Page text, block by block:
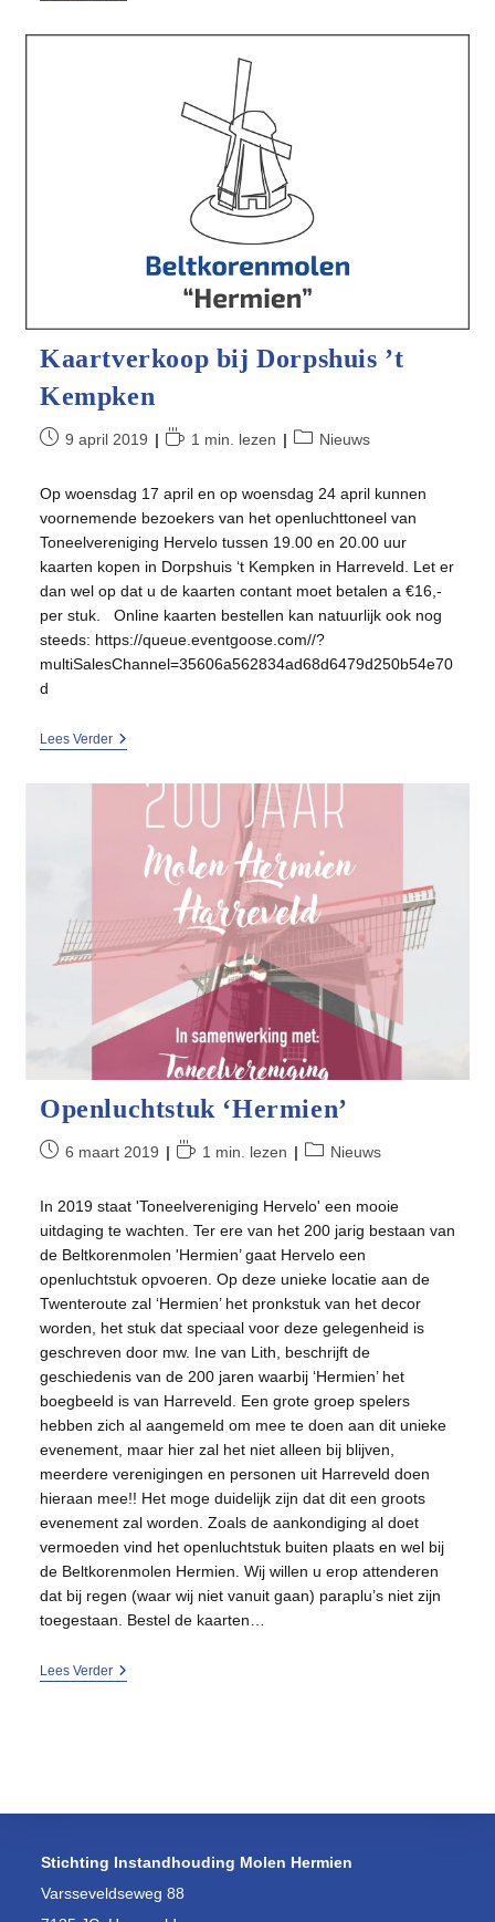
Kaartverkoop bij Dorpshuis ’t
Kempken
Bericht
op:
9 april 2019 Leestijd:1 min. lezen Berichtcategorie:
Nieuws
Op woensdag 17 april en op woensdag 24 april kunnen
voornemende bezoekers van het openluchttoneel van
Toneelvereniging Hervelo tussen 19.00 en 20.00 uur
kaarten kopen in Dorpshuis ‘t Kempken in Harreveld. Let er
dan wel op dat u de kaarten contant moet betalen a €16,-
per stuk. Online kaarten bestellen kan natuurlijk ook nog
steeds: https://queue.eventgoose.com//?
multiSalesChannel=35606a562834ad68d6479d250b54e70
d
Lees VerderKaartverkoop
Kempken
Openluchtstuk ‘Hermien’
Bericht6 maart 2019 Leestijd:1 min. lezen Berichtcategorie:
Nieuws
In 2019 staat 'Toneelvereniging Hervelo' een mooie
uitdaging te wachten. Ter ere van het 200 jarig bestaan van
de Beltkorenmolen 'Hermien’ gaat Hervelo een
openluchtstuk opvoeren. Op deze unieke locatie aan de
Twenteroute zal ‘Hermien’ het pronkstuk van het decor
worden, het stuk dat speciaal voor deze gelegenheid is
geschreven door mw. Ine van Lith, beschrijft de
geschiedenis van de 200 jaren waarbij ‘Hermien’ het
boegbeeld is van Harreveld. Een grote groep spelers
hebben zich al aangemeld om mee te doen aan dit unieke
evenement, maar hier zal het niet alleen bij blijven,
meerdere verenigingen en personen uit Harreveld doen
hieraan mee!! Het moge duidelijk zijn dat dit een groots
evenement zal worden. Zoals de aankondiging al doet
vermoeden vind het openluchtstuk buiten plaats en wel bij
de Beltkorenmolen Hermien. Wij willen u erop attenderen
dat bij regen (waar wij niet vanuit gaan) paraplu’s niet zijn
toegestaan. Bestel de kaarten…
Lees VerderOpenluchtstuk
Stichting Instandhouding Molen Hermien
Varsseveldseweg 88